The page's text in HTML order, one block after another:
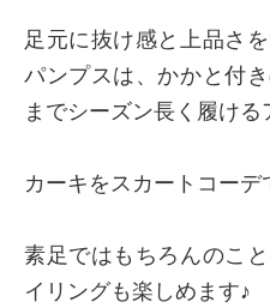
足元に抜け感と上品さ
パンプスは、かかと付
までシーズン長く履ける
カーキをスカートコー
素足ではもちろんのこ
イリングも楽しめます♪